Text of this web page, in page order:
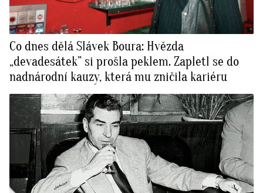
Co dnes dělá Slávek Boura: Hvězda
„devadesátek” si prošla peklem. Zapletl se do
nadnárodní kauzy, která mu zničila kariéru